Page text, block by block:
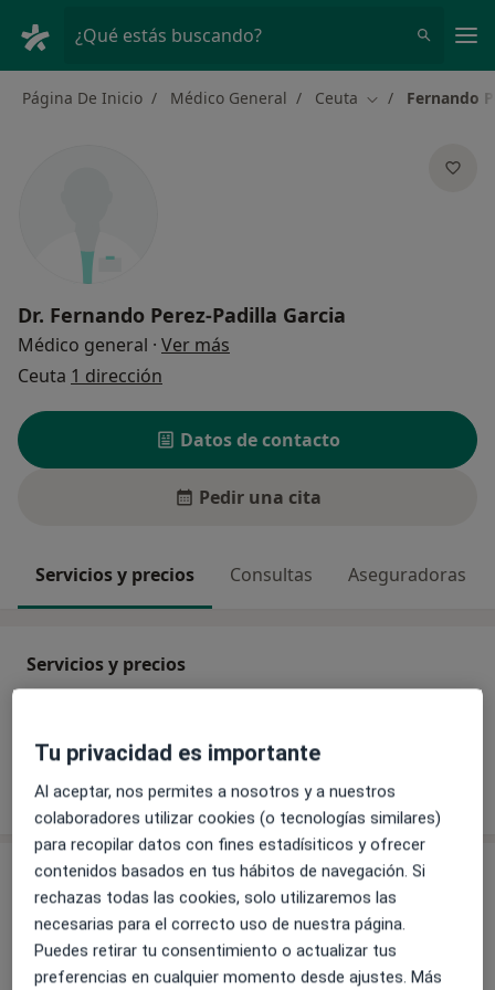
¿Qué estás buscando?
Página De Inicio Médico General Ceuta Cambiar de
Fernando
Dr. Fernando Perez-Padilla Garcia
Médico general · Ver más
Ceuta 1 dirección
Datos de contacto
Pedir una cita
Servicios y precios Consultas Aseguradoras
Servicios y precios
sobre sus servicios
Consulta
Consultorio privado
Pl. Polig Virgen De Africa 9, Ceuta
Tu privacidad es importante
Al aceptar, nos permites a nosotros y a nuestros
colaboradores utilizar cookies (o tecnologías similares)
para recopilar datos con fines estadísiticos y ofrecer
contenidos basados en tus hábitos de navegación. Si
rechazas todas las cookies, solo utilizaremos las
necesarias para el correcto uso de nuestra página.
Puedes retirar tu consentimiento o actualizar tus
preferencias en cualquier momento desde ajustes. Más